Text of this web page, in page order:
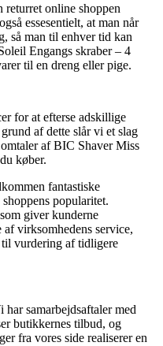
returret online shoppen
essesentielt, at man når
så man til enhver tid kan
Engangs skraber – 4
til en dreng eller pige.
for at efterse adskillige
af dette slår vi et slag
af BIC Shaver Miss
køber.
fantastiske
popularitet.
giver kunderne
virksomhedens service,
vurdering af tidligere
samarbejdsaftaler med
butikkernes tilbud, og
fra vores side realiserer en